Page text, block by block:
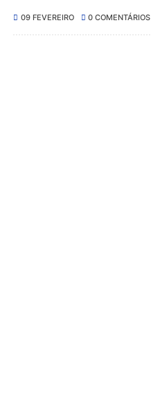
09 FEVEREIRO 0 COMENTÁRIOS